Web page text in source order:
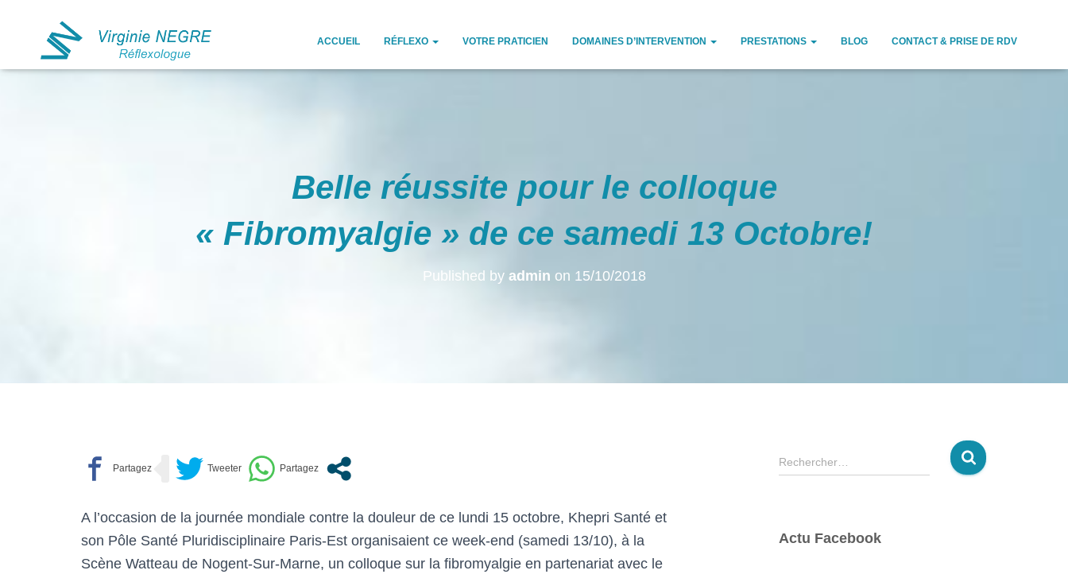
ACCUEIL RÉFLEXO VOTRE PRATICIEN DOMAINES D’INTERVENTION PRESTATIONS BLOG CONTACT & PRISE DE RDV
Belle réussite pour le colloque
« Fibromyalgie » de ce samedi 13 Octobre!
Published by admin on 15/10/2018
A l’occasion de la journée mondiale contre la douleur de ce lundi 15 octobre, Khepri Santé et
son Pôle Santé Pluridisciplinaire Paris-Est organisaient ce week-end (samedi 13/10), à la
Scène Watteau de Nogent-Sur-Marne, un colloque sur la fibromyalgie en partenariat avec le
R
e
r
Rechercher…
Actu Facebook